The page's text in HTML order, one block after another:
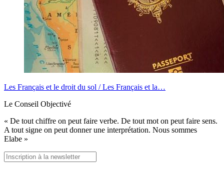
Les Français et le droit du sol / Les Français et la…
Le Conseil Objectivé
« De tout chiffre on peut faire verbe. De tout mot on peut faire sens.
A tout signe on peut donner une interprétation. Nous sommes
Elabe »